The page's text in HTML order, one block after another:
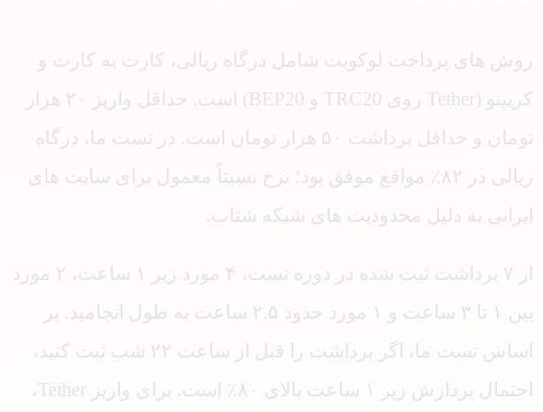
های پرداخت لوکوبت شامل درگاه ریالی، کارت به کارت و
کریپتو (Tether روی TRC20 و BEP20) است. حداقل واریز ۲۰ هزار
تومان و حداقل برداشت ۵۰ هزار تومان است. در تست ما، درگاه
ریالی در ۸۲٪ مواقع موفق بود؛ نرخ نسبتاً معمول برای سایت های
به دلیل محدودیت های شبکه شتاب.
از ۷ برداشت ثبت شده در دوره تست، ۴ مورد زیر ۱ ساعت، ۲ مورد
بین ۱ تا ۳ ساعت و ۱ مورد حدود ۲.۵ ساعت به طول انجامید. بر
اساس تست ما، اگر برداشت را قبل از ساعت ۲۲ شب ثبت کنید،
احتمال پردازش زیر ۱ ساعت بالای ۸۰٪ است. برای واریز Tether،